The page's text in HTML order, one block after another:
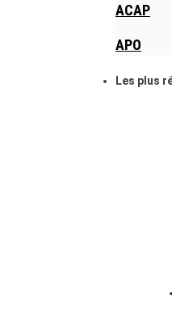
ACAP
APO
Les plus